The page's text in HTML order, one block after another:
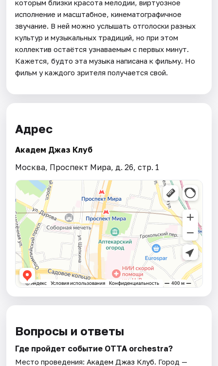
которым близки красота мелодии, виртуозное
исполнение и масштабное, кинематографичное
звучание. В ней можно услышать отголоски разных
культур и музыкальных традиций, но при этом
коллектив остаётся узнаваемым с первых минут.
Кажется, будто эта музыка написана к фильму. Но
фильм у каждого зрителя получается свой.
Адрес
Академ Джаз Клуб
Москва, Проспект Мира, д. 26, стр. 1
Вопросы и ответы
Где пройдет событие ОТТА orchestra?
Место проведения:Академ Джаз Клуб. Город —